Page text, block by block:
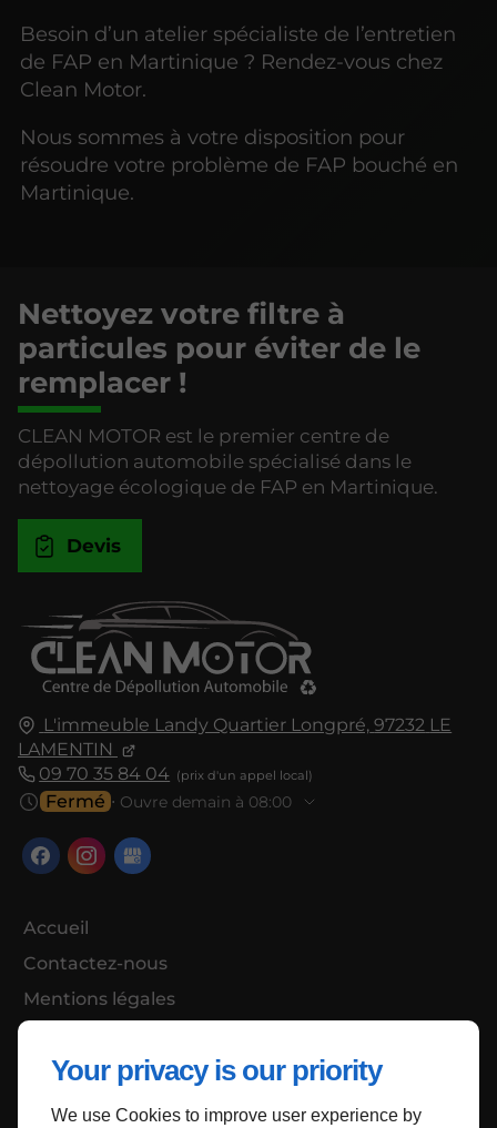
Your privacy is our priority
We use Cookies to improve user experience by
Besoin d’un atelier spécialiste de l’entretien
de FAP en Martinique ? Rendez-vous chez
Clean Motor.
Nous sommes à votre disposition pour
résoudre votre problème de FAP bouché en
Martinique.
L'immeuble Landy Quartier Longpré, 97232 LE
LAMENTIN
09 70 35 84 04
Fermé ⋅ Ouvre demain à 08:00
Accueil
Contactez-nous
Mentions légales
Nettoyez votre filtre à
particules pour éviter de le
remplacer !
CLEAN MOTOR est le premier centre de
dépollution automobile spécialisé dans le
nettoyage écologique de FAP en Martinique.
Devis